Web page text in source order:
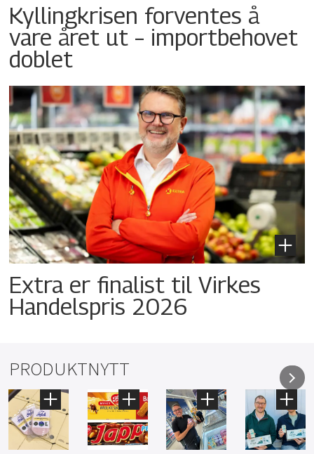
Kyllingkrisen forventes å
vare året ut – importbehovet
doblet
Extra er finalist til Virkes
Handelspris 2026
PRODUKTNYTT